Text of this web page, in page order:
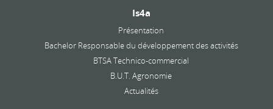
Is4a
Présentation
Bachelor Responsable du développement des activités
BTSA Technico-commercial
B.U.T. Agronomie
Actualités